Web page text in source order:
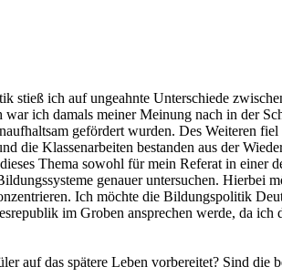
stieß ich auf ungeahnte Unterschiede
ich damals meiner Meinung nach in der
gefördert wurden. Des Weiteren
die Klassenarbeiten bestanden aus der
Thema sowohl für mein Referat in einer
genauer untersuchen. Hierbei
Ich möchte die Bildungspolitik
im Groben ansprechen werde, da
auf das spätere Leben vorbereitet? Sind die